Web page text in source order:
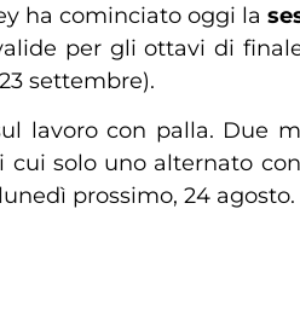
ha cominciato oggi la
per gli ottavi di
settembre).
lavoro con palla. Due
solo uno alternato
prossimo, 24 agosto.